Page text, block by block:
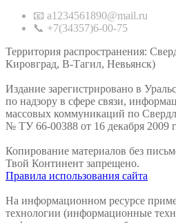
📧 a1234561890@mail.ru
📞 +7(34357)6-00-75
Территория распространения:
Кировград, В-Тагил, Невьянск)
Издание зарегистрировано в
по надзору в сфере связи,
массовых коммуникаций по
№ ТУ 66-00388 от 16 декабря 2009
Копирование материалов без
Твой Континент запрещено.
Правила использования сайта
На информационном ресурсе
технологии (информационные